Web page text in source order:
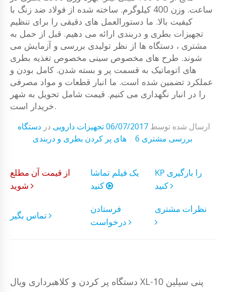
ساعت. وزن 400 کیلوگرم. ساخته شده از فولاد ضد زنگ با
کیفیت بالا. ما دستورالعمل های دقیقی را برای تنظیم
تجهیزات بطری و دربندی ارائه می دهیم. قبل از حمل به
مشتری ، دستگاه ها از نظر تولیدی بررسی و آزمایش می
شوند. طرح های مخصوص سینی مخصوص تغذیه بطری
های اتوماتیک به قسمت پر و بسته شدن. کامل بودن و
عملکرد تضمین شده است. ما انبار قطعات و مواد مصرفی
را در انبار نگهداری می کنیم. قیمت شامل تحویل به شهر
خریدار است.
ارسال شده توسط06/07/2017 تجهیزات دارویی دردستگاه
های پر کردن بطری و دربندی
6 بررسی مشتری
از قیمت آن مطلع
یک فیلم تماشا
KP را بارگیری
فرستادن
نظرات مشتری
دستگاه پر کردن و کلاهبرداری ویال XL-10 پنی سیلین